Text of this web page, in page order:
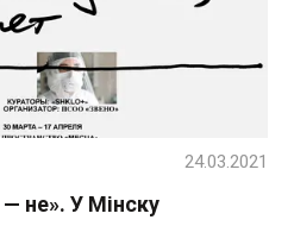
не». У Мінску
24.03.2021